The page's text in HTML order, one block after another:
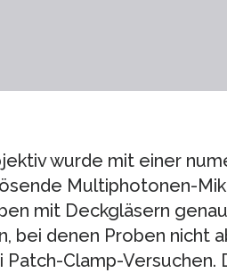
wurde mit einer
Multiphotonen-
mit Deckgläsern
bei denen Proben nicht
Patch-Clamp-Versuchen.